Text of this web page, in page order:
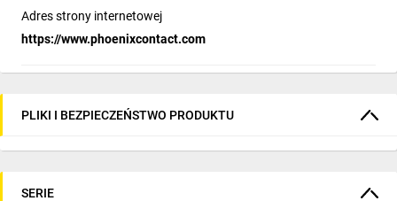
Adres strony internetowej
https://www.phoenixcontact.com
PLIKI I BEZPIECZEŃSTWO PRODUKTU
SERIE